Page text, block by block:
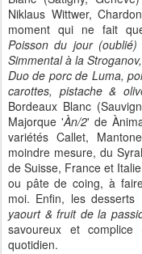
Niklaus Wittwer,
moment qui ne fait
Poisson du jour
Simmental à la
Duo de porc de Luma,
carottes, pistache &
Bordeaux Blanc
Majorque 'Àn/2' de
variétés Callet,
moindre mesure, du
de Suisse, France et
ou pâte de coing, à
moi. Enfin, les desserts
yaourt & fruit de la
savoureux et
quotidien.